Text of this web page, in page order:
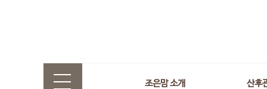
조은맘 소개 산후